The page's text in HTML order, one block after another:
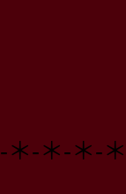
-＊-＊-＊-